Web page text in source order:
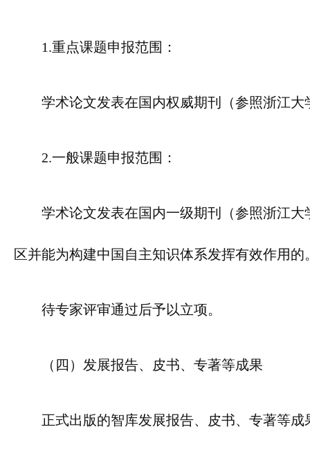
1.重点课题申报范围：
学术论文发表在国内权威期刊（参照浙江
2.一般课题申报范围：
学术论文发表在国内一级期刊（参照浙江
区并能为构建中国自主知识体系发挥有效作用的
待专家评审通过后予以立项。
（四）发展报告、皮书、专著等成果
正式出版的智库发展报告、皮书、专著等